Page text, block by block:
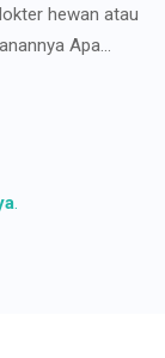
hewan atau
Apa...